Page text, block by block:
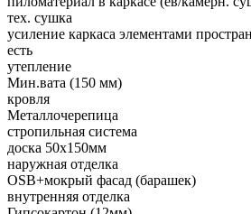
тех. сушка
усиление каркаса элементами
есть
утепление
Мин.вата (150 мм)
кровля
Металлочерепица
стропильная система
доска 50х150мм
наружная отделка
OSB+мокрый фасад (барашек)
внутренняя отделка